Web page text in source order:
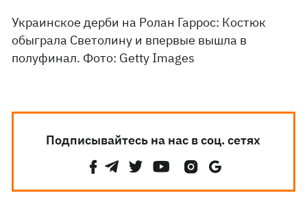
Украинское дерби на Ролан Гаррос: Костюк
обыграла Светолину и впервые вышла в
полуфинал. Фото: Getty Images
Подписывайтесь на нас в соц. сетях